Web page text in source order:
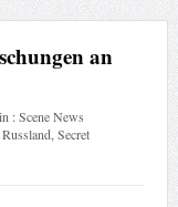
in :Scene News
Russland,Secret